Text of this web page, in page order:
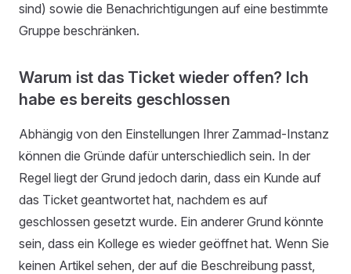
sind) sowie die Benachrichtigungen auf eine bestimmte
Gruppe beschränken.
Warum ist das Ticket wieder offen? Ich
habe es bereits geschlossen
Abhängig von den Einstellungen Ihrer Zammad-Instanz
können die Gründe dafür unterschiedlich sein. In der
Regel liegt der Grund jedoch darin, dass ein Kunde auf
das Ticket geantwortet hat, nachdem es auf
geschlossen gesetzt wurde. Ein anderer Grund könnte
sein, dass ein Kollege es wieder geöffnet hat. Wenn Sie
keinen Artikel sehen, der auf die Beschreibung passt,